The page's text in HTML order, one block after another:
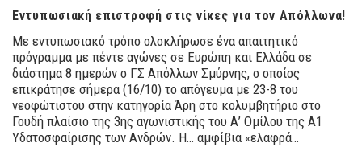
Εντυπωσιακή επιστροφή στις νίκες για τον Απόλλωνα!
Με εντυπωσιακό τρόπο ολοκλήρωσε ένα απαιτητικό
πρόγραμμα με πέντε αγώνες σε Ευρώπη και Ελλάδα σε
διάστημα 8 ημερών ο ΓΣ Απόλλων Σμύρνης, ο οποίος
επικράτησε σήμερα (16/10) το απόγευμα με 23-8 του
νεοφώτιστου στην κατηγορία Άρη στο κολυμβητήριο στο
Γουδή πλαίσιο της 3ης αγωνιστικής του Α’ Ομίλου της Α1
Υδατοσφαίρισης των Ανδρών. Η… αμφίβια «ελαφρά…